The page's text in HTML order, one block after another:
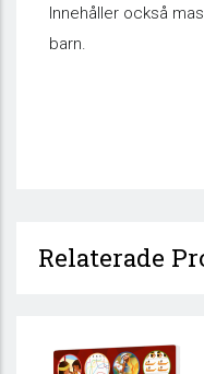
Innehåller också
barn.
Relaterade